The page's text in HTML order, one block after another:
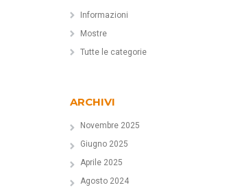
Informazioni
Mostre
Tutte le categorie
ARCHIVI
Novembre 2025
Giugno 2025
Aprile 2025
Agosto 2024